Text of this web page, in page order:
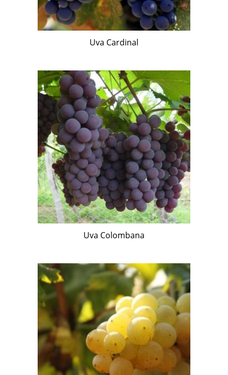
Uva Cardinal
Uva Colombana